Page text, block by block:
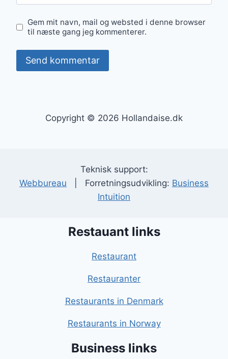
Gem mit navn, mail og websted i denne browser
til næste gang jeg kommenterer.
Copyright © 2026 Hollandaise.dk
Teknisk support:
Webbureau | Forretningsudvikling: Business
Intuition
Restauant links
Restaurant
Restauranter
Restaurants in Denmark
Restaurants in Norway
Business links